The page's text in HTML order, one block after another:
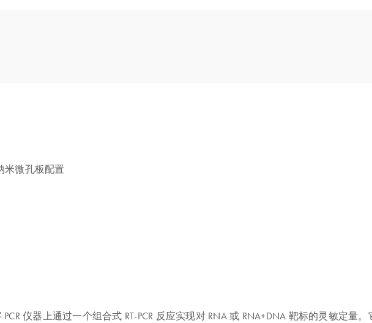
米微孔板配置
PCR 仪器上通过一个组合式 RT-PCR 反应实现对 RNA 或 RNA+DNA 靶标的灵敏定量